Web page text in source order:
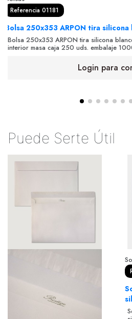
Referencia 01181
Bolsa 250x353 ARPON tira
Bolsa 250x353 ARPON tira silicona
interior masa caja 250 uds. embalaje
Login para
Puede Serte Útil